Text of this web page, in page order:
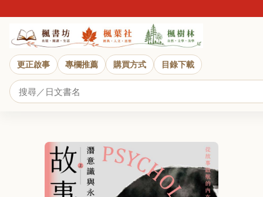
更正啟事 專欄推薦 購買方式 目錄下載